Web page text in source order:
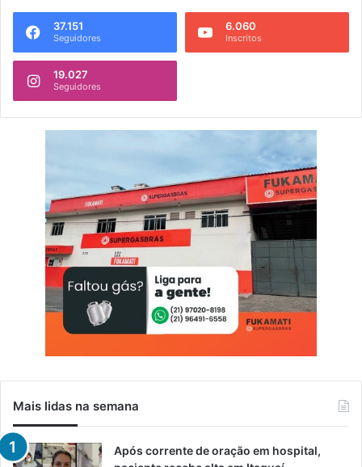
37.151
Seguidores
6.060
Inscritos
19.027
Seguidores
Mais lidas na semana
Após corrente de oração em hospital,